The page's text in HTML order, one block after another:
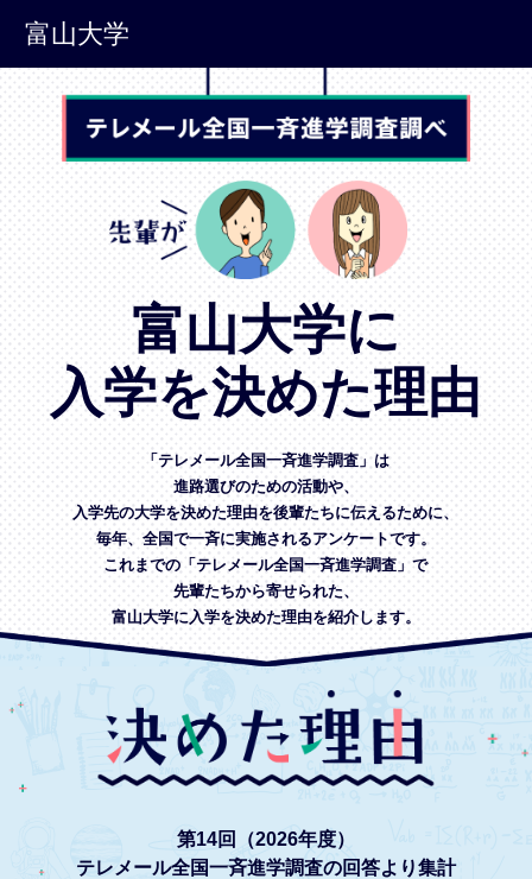
富山大学
富山大学に
入学を決めた理由
「テレメール全国一斉進学調査」は
進路選びのための活動や、
入学先の大学を決めた理由を後輩たちに伝えるために、
毎年、全国で一斉に実施されるアンケートです。
これまでの「テレメール全国一斉進学調査」で
先輩たちから寄せられた、
富山大学に入学を決めた理由を紹介します。
第14回（2026年度）
テレメール全国一斉進学調査の回答より集計